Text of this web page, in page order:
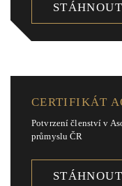
STÁHNOUT
CERTIFIKÁT
Potvrzení členství v
průmyslu ČR
STÁHNOUT